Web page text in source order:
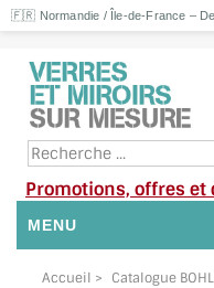
🇫🇷 Normandie / Île-de-France –
Promotions, offres et
MENU
NOUS CONTACTER
Accueil > Catalogue